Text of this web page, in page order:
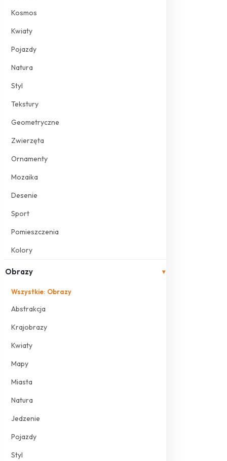
Kosmos
Kwiaty
Pojazdy
Natura
Styl
Tekstury
Geometryczne
Zwierzęta
Ornamenty
Mozaika
Desenie
Sport
Pomieszczenia
Kolory
Obrazy ▾
Wszystkie: Obrazy
Abstrakcja
Krajobrazy
Kwiaty
Mapy
Miasta
Natura
Jedzenie
Pojazdy
Styl